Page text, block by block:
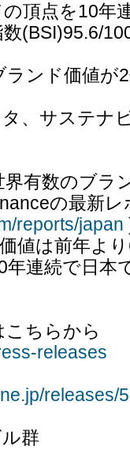
頂点を10年
(BSI)95.6/
ランド価値が
、サステナ
有数のブラ
の最新
reports/japan
値は前年よ
連続で日本
ちらから
releases
releases/
群